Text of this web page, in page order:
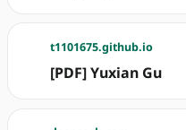
t1101675.github.io
[PDF] Yuxian Gu